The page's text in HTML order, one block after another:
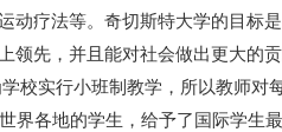
动疗法等。奇切斯特大学的目标
先，并且能对社会做出更大的贡
校实行小班制教学，所以教师对
各地的学生，给予了国际学生最